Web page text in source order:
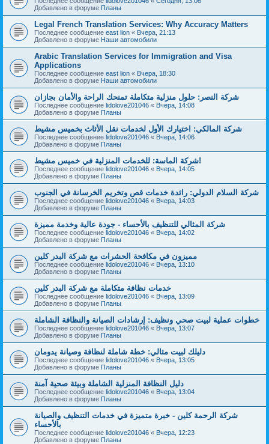
Добавлено в форуме Планы
Legal French Translation Services: Why Accuracy Matters
Последнее сообщение east lion « Вчера, 21:13
Добавлено в форуме Наши автомобили
Arabic Translation Services for Immigration and Visa
Applications
Последнее сообщение east lion « Вчера, 18:30
Добавлено в форуме Наши автомобили
شركة النصر: حلول منزلية متكاملة تمنحك الراحة والأمان بجازان
Последнее сообщение lidolove201046 « Вчера, 14:08
Добавлено в форуме Планы
شركة المالكي: اختيارك الأول لخدمات نقل الأثاث بخميس مشيط
Последнее сообщение lidolove201046 « Вчера, 14:06
Добавлено в форуме Планы
شركة الماسة: للخدمات المنزلية في خميس مشيط!
Последнее сообщение lidolove201046 « Вчера, 14:05
Добавлено в форуме Планы
شركة السلام الدولي: رائدة خدمات قص وتخريم الخرسانة في الجنوب
Последнее сообщение lidolove201046 « Вчера, 14:03
Добавлено в форуме Планы
شركة المثالي للتنظيف بالأحساء - جودة عالية وخدمة مميزة
Последнее сообщение lidolove201046 « Вчера, 14:02
Добавлено в форуме Планы
مميزون في مكافحة الحشرات مع شركة البدر كلين
Последнее сообщение lidolove201046 « Вчера, 13:10
Добавлено в форуме Планы
خدمات نظافة متكاملة مع شركة البدر كلين
Последнее сообщение lidolove201046 « Вчера, 13:09
Добавлено в форуме Планы
خطوات عملية لبيت صحي ونظيف: إرشادات الصيانة والنظافة الشاملة
Последнее сообщение lidolove201046 « Вчера, 13:07
Добавлено в форуме Планы
دليلك لبيت مثالي: خطة شاملة لنظافة وصيانة يدومان
Последнее сообщение lidolove201046 « Вчера, 13:05
Добавлено в форуме Планы
دليل النظافة المنزلية الشاملة وبيئة صحية آمنة
Последнее сообщение lidolove201046 « Вчера, 13:04
Добавлено в форуме Планы
شركة الرحمة كلين - خبرة متميزة في خدمات التنظيف والصيانة
بالأحساء
Последнее сообщение lidolove201046 « Вчера, 12:23
Добавлено в форуме Планы